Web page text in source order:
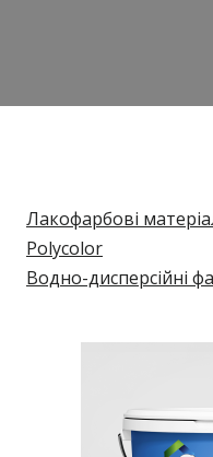
Лакофарбові
Polycolor
Водно-дисперсійні